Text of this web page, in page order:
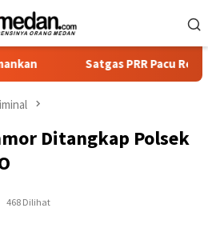
Satgas PRR Pacu Realisasi
Ditangkap Polsek
468 Dilihat